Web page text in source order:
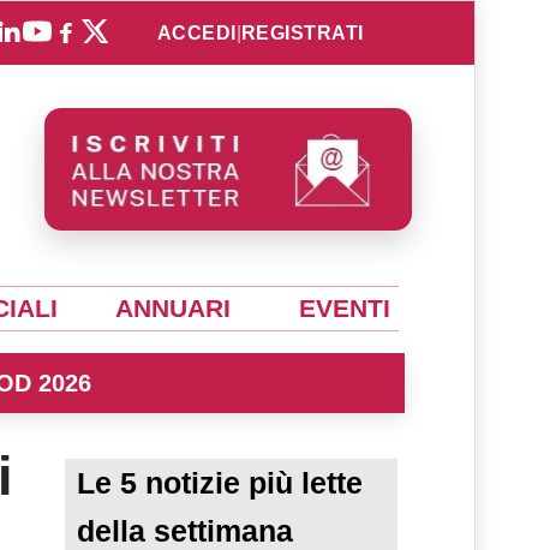
ACCEDI REGISTRATI
ANNUARI EVENTI
2026
Le 5 notizie più lette
della settimana